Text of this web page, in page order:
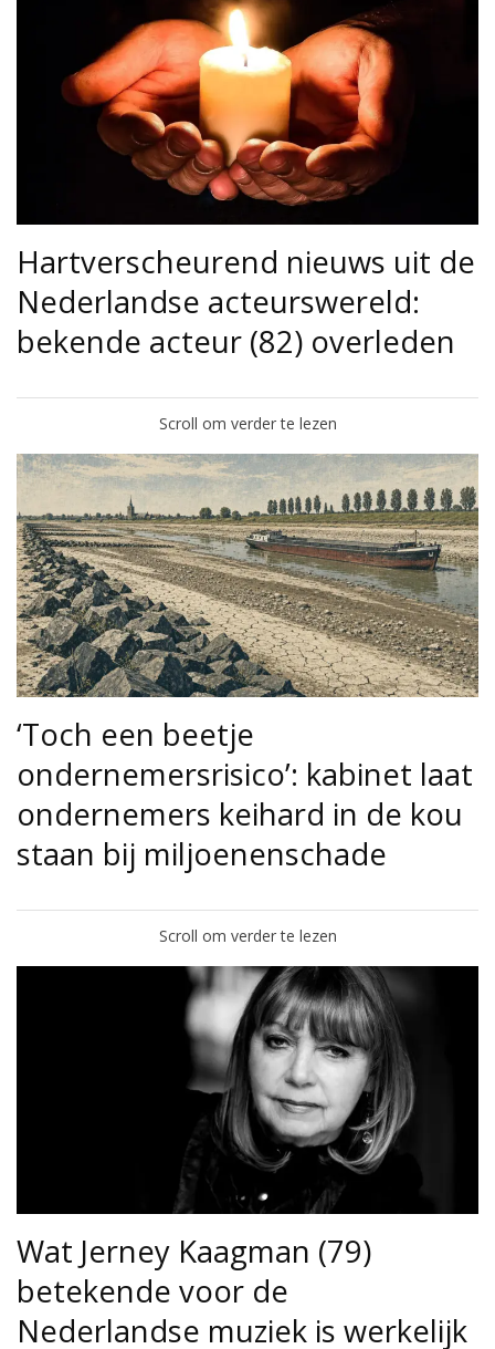
Hartverscheurend nieuws uit de
Nederlandse acteurswereld:
bekende acteur (82) overleden
Scroll om verder te lezen
‘Toch een beetje
ondernemersrisico’: kabinet laat
ondernemers keihard in de kou
staan bij miljoenenschade
Scroll om verder te lezen
Wat Jerney Kaagman (79)
betekende voor de
Nederlandse muziek is werkelijk